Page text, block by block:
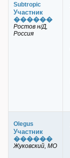
Subtropic
Участник
������
Ростов н/Д,
Россия
Olegus
Участник
������
Жуковский, МО